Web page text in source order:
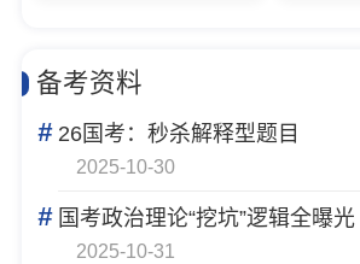
备考资料
#26国考：秒杀解释型题目
2025-10-30
#国考政治理论“挖坑”逻辑全曝光
2025-10-31